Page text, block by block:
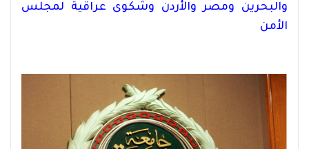
والبحرين ومصر والأردن وشكوى عراقية لمجلس
الأمن